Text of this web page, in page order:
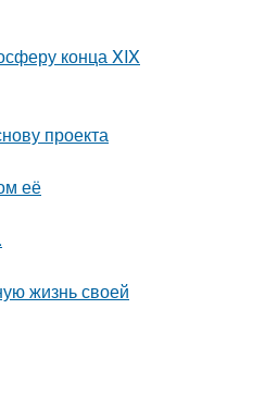
конца XIX
проекта
её
жизнь своей